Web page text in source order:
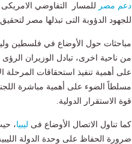
دعم مصر للمسار التفاوضي الامريكى
للجهود الدؤوبة التى تبذلها مصر
مباحثات حول الأوضاع في فلسطين
من ناحية اخرى، تبادل الوزيران
على أهمية تنفيذ استحقاقات المرحلة
مسلطاً الضوء على أهمية مباشرة
قوة الاستقرار الدولية.
كما تناول الاتصال الأوضاع فى ليبيا،
ضرورة الحفاظ على وحدة الدولة